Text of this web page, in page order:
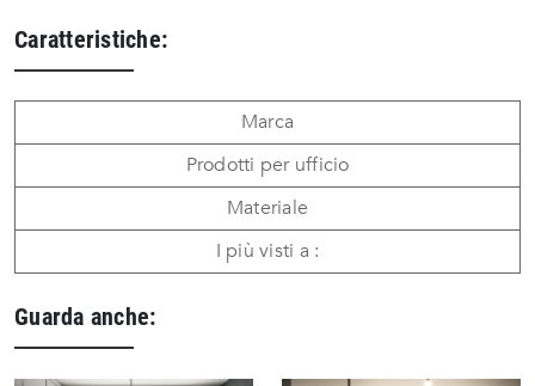
Caratteristiche:
Marca
Prodotti per ufficio
Materiale
I più visti a :
Guarda anche: